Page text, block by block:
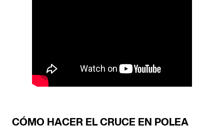
CÓMO HACER EL CRUCE EN POLEA